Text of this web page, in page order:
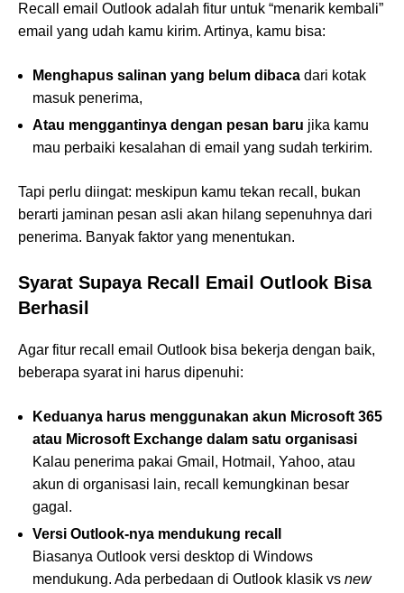
Recall email Outlook adalah fitur untuk “menarik kembali”
email yang udah kamu kirim. Artinya, kamu bisa:
Menghapus salinan yang belum dibaca dari kotak
masuk penerima,
Atau menggantinya dengan pesan baru jika kamu
mau perbaiki kesalahan di email yang sudah terkirim.
Tapi perlu diingat: meskipun kamu tekan recall, bukan
berarti jaminan pesan asli akan hilang sepenuhnya dari
penerima. Banyak faktor yang menentukan.
Syarat Supaya Recall Email Outlook Bisa
Berhasil
Agar fitur recall email Outlook bisa bekerja dengan baik,
beberapa syarat ini harus dipenuhi:
Keduanya harus menggunakan akun Microsoft 365
atau Microsoft Exchange dalam satu organisasi
Kalau penerima pakai Gmail, Hotmail, Yahoo, atau
akun di organisasi lain, recall kemungkinan besar
gagal.
Versi Outlook-nya mendukung recall
Biasanya Outlook versi desktop di Windows
mendukung. Ada perbedaan di Outlook klasik vs new